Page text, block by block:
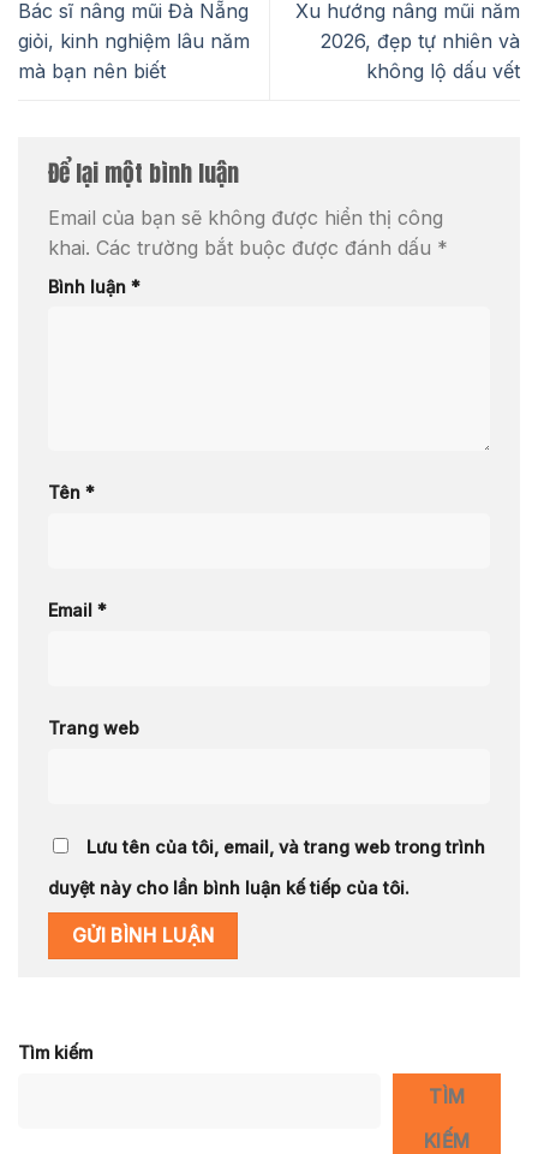
Bác sĩ nâng mũi Đà Nẵng
giỏi, kinh nghiệm lâu năm
mà bạn nên biết
Xu hướng nâng mũi năm
2026, đẹp tự nhiên và
không lộ dấu vết
Để lại một bình luận
Email của bạn sẽ không được hiển thị công
khai. Các trường bắt buộc được đánh dấu *
Bình luận *
Tên *
Email *
Trang web
Lưu tên của tôi, email, và trang web trong trình
duyệt này cho lần bình luận kế tiếp của tôi.
Tìm kiếm
TÌM
KIẾM